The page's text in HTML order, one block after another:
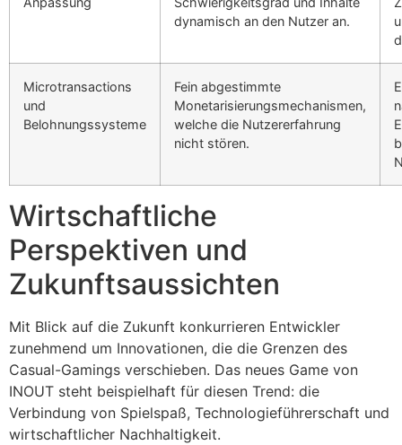
dynamisch an den Nutzer an.
Microtransactions
und
Belohnungssysteme
Fein abgestimmte
Monetarisierungsmechanismen,
welche die Nutzererfahrung
nicht stören.
Wirtschaftliche
Perspektiven und
Zukunftsaussichten
Mit Blick auf die Zukunft konkurrieren Entwickler
zunehmend um Innovationen, die die Grenzen des
Casual-Gamings verschieben. Das neues Game von
INOUT steht beispielhaft für diesen Trend: die
Verbindung von Spielspaß, Technologieführerschaft und
wirtschaftlicher Nachhaltigkeit.